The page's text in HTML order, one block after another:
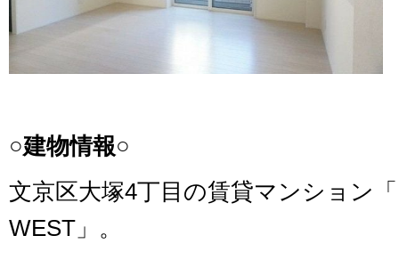
○建物情報○
文京区大塚4丁目の賃貸マンション
WEST」。